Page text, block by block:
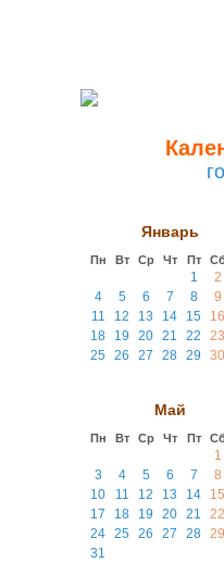
Январь
Пн Вт Ср Чт Пт
1
2
4
5 6 7 8
9
11
12 13 14 15
16
18
19 20 21 22
23
25
26 27 28 29 30
Май
Пн Вт Ср Чт Пт
1
3
4 5 6 7
8
10
11 12 13 14
15
17
18 19 20 21
22
24 25 26 27 28 29
31